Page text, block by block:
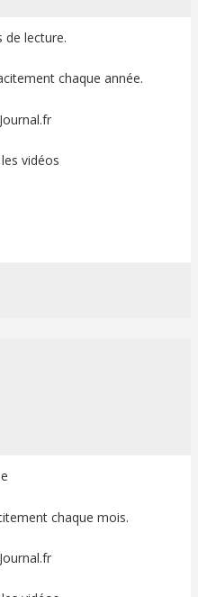
de lecture.
chaque année.
vidéos
chaque mois.